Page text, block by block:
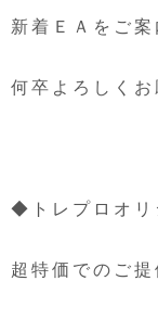
新着ＥＡをご案
何卒よろしくお
◆トレプロオ
超特価でのご提